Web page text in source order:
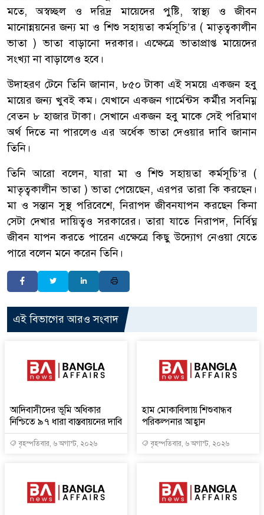
মতে, অস্বচ্ছল ও দরিদ্র মায়েদের পুষ্টি, স্বাস্থ্য ও জীবন
মানোন্নয়নের জন্য মা ও শিশু সহায়তা কর্মসূচি’র ( মাতৃত্বকালীন
ভাতা ) ভাতা বাড়ানো দরকার। এক্ষেত্রে ভাতাপ্রাপ্ত মায়েদের
সংখ্যা না বাড়ালেও হবে।
উদাহরণ টেনে তিনি জানান, ৮৫০ টাকা এই সময়ে একজন হবু
মায়ের জন্য খুবই কম। যেখানে একজন গার্মেন্টস কর্মীর সবনিম্ন
বেতন ৮ হাজার টাকা। সেখানে একজন হবু মাকে সেই পরিমাণ
অর্থ দিতে না পারলেও এর অর্ধেক ভাতা দেওয়ার দাবি জানান
তিনি।
তিনি আরো বলেন, যারা মা ও শিশু সহায়তা কর্মসূচি’র (
মাতৃত্বকালীন ভাতা ) ভাতা পেয়েছেন, এরপর তারা কি করছেন।
মা ও সন্তান সুস্থ পরিবেশে, নিরাপদ জীবনযাপন করছেন কিনা
সেটা দেখার দায়িত্বও সরকারের। তারা যাতে নিরাপদ, নির্বিঘ্ন
জীবন যাপন করতে পারেন এক্ষেত্রে কিছু উদ্যোগ নেওয়া যেতে
পারে বলেন মনে করেন তিনি।
এই বিভাগের আরও সংবাদ
আদিবাসীদের ভূমি অধিকার
নিশ্চিতে ৯৭ ধারা বাস্তবায়নের দাবি
বৃহস্পতিবার, ৬ অগাস্ট, ২০২৬
হাম মোকাবিলায় শিশুবান্ধব
পরিকল্পনার আহ্বান
বৃহস্পতিবার, ৬ অগাস্ট, ২০২৬